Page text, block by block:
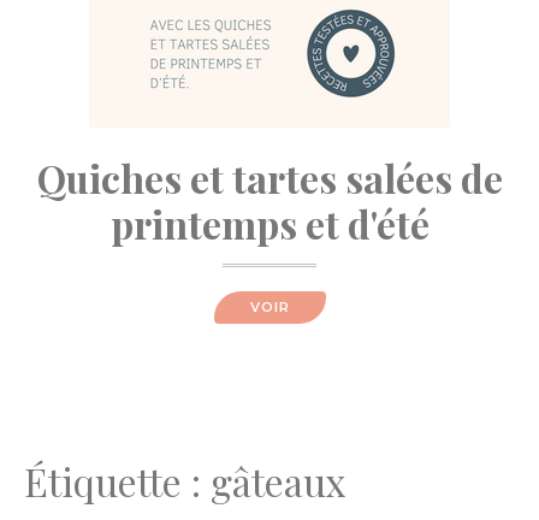
Quiches et tartes salées de
printemps et d'été
VOIR
Étiquette : gâteaux